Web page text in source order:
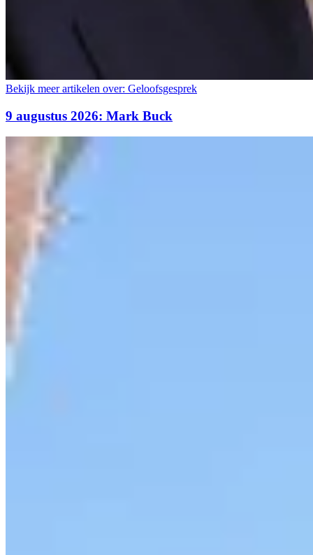
Bekijk meer artikelen over: Geloofsgesprek
9 augustus 2026: Mark Buck